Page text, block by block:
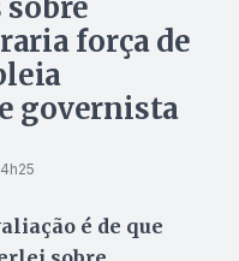
sobre
força de
governista
é de que